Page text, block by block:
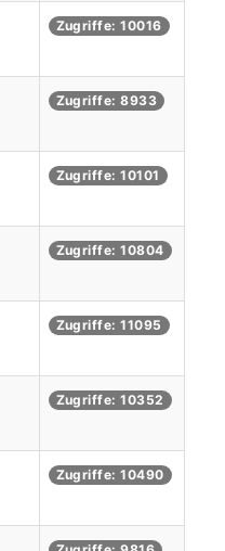
Zugriffe: 10016
Zugriffe: 8933
Zugriffe: 10101
Zugriffe: 10804
Zugriffe: 11095
Zugriffe: 10352
Zugriffe: 10490